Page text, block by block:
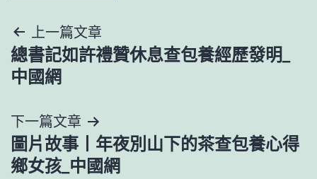
文
章
覽
上一篇文章
總書記如許禮贊休息查包養經歷發明_
中國網
下一篇文章
圖片故事丨年夜別山下的茶查包養心得
鄉女孩_中國網